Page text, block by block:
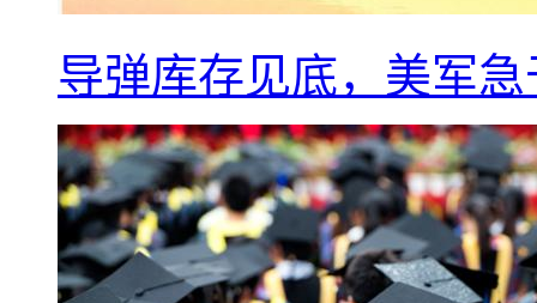
导弹库存见底，美军